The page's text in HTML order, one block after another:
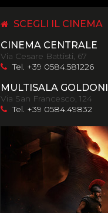
SCEGLI IL CINEMA
CINEMA CENTRALE
Via Cesare Battisti, 67
Tel. +39 0584.581226
MULTISALA GOLDONI
Via San Francesco, 124
Tel. +39 0584.49832